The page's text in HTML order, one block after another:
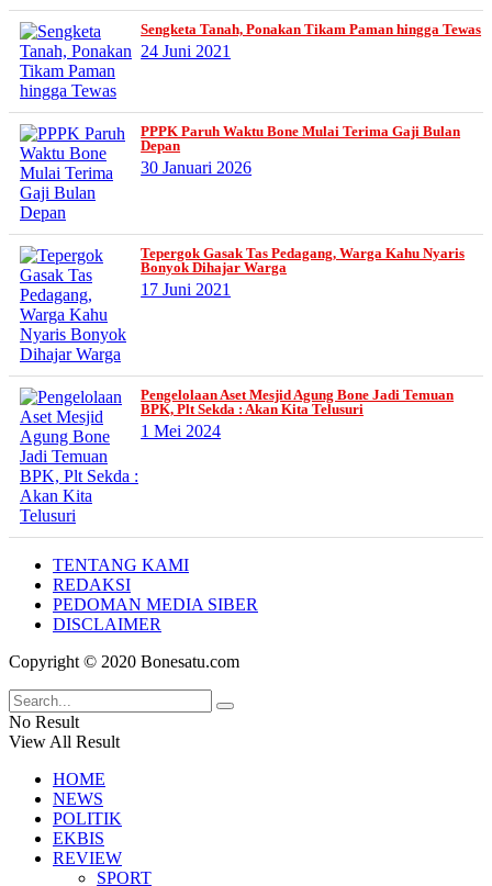
Sengketa Tanah, Ponakan Tikam Paman hingga Tewas
24 Juni 2021
PPPK Paruh Waktu Bone Mulai Terima Gaji Bulan
Depan
30 Januari 2026
Tepergok Gasak Tas Pedagang, Warga Kahu Nyaris
Bonyok Dihajar Warga
17 Juni 2021
Pengelolaan Aset Mesjid Agung Bone Jadi Temuan
BPK, Plt Sekda : Akan Kita Telusuri
1 Mei 2024
TENTANG KAMI
REDAKSI
PEDOMAN MEDIA SIBER
DISCLAIMER
Copyright © 2020 Bonesatu.com
No Result
View All Result
HOME
NEWS
POLITIK
EKBIS
REVIEW
SPORT